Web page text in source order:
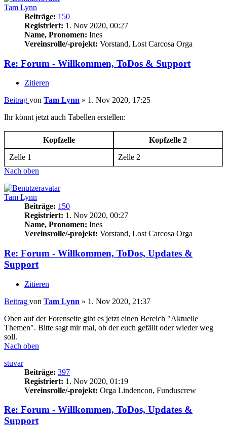
Tam Lynn
Beiträge: 150
Registriert: 1. Nov 2020, 00:27
Name, Pronomen: Ines
Vereinsrolle/-projekt: Vorstand, Lost Carcosa Orga
Re: Forum - Willkommen, ToDos & Support
Zitieren
Beitrag von Tam Lynn » 1. Nov 2020, 17:25
Ihr könnt jetzt auch Tabellen erstellen:
Kopfzelle
Kopfzelle 2
Zelle 1
Zelle 2
Nach oben
Tam Lynn
Beiträge: 150
Registriert: 1. Nov 2020, 00:27
Name, Pronomen: Ines
Vereinsrolle/-projekt: Vorstand, Lost Carcosa Orga
Re: Forum - Willkommen, ToDos, Updates &
Support
Zitieren
Beitrag von Tam Lynn » 1. Nov 2020, 21:37
Oben auf der Forenseite gibt es jetzt einen Bereich "Aktuelle
Themen". Bitte sagt mir mal, ob der euch gefällt oder wieder weg
soll.
Nach oben
stuvar
Beiträge: 397
Registriert: 1. Nov 2020, 01:19
Vereinsrolle/-projekt: Orga Lindencon, Funduscrew
Re: Forum - Willkommen, ToDos, Updates &
Support